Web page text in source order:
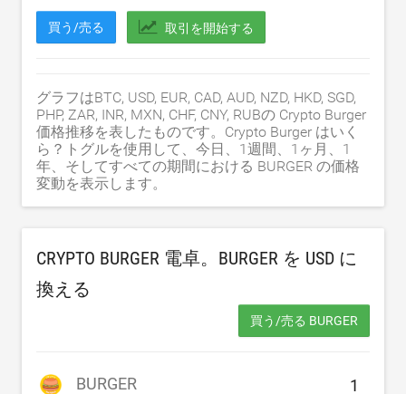
買う/売る 取引を開始する
グラフはBTC, USD, EUR, CAD, AUD, NZD, HKD, SGD,
PHP, ZAR, INR, MXN, CHF, CNY, RUBの Crypto Burger
価格推移を表したものです。Crypto Burger はいく
ら？トグルを使用して、今日、1週間、1ヶ月、1
年、そしてすべての期間における BURGER の価格
変動を表示します。
CRYPTO BURGER 電卓。BURGER を USD に
換える
買う/売る BURGER
BURGER